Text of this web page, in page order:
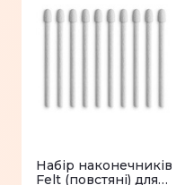
Набір наконечників
Felt (повстяні) для